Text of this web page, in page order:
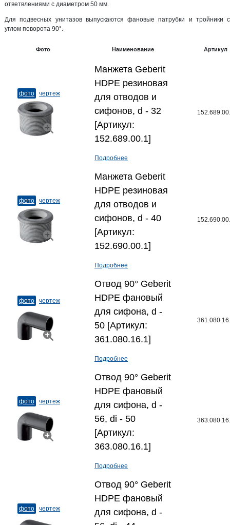
ответвлениями с диаметром 50 мм.
Для подвесных унитазов выпускаются фановые патрубки и тройники с
углом поворота 90°.
Фото Наименование Артикул
фото чертеж
Манжета Geberit
HDPE резиновая
для отводов и
сифонов, d - 32
[Артикул:
152.689.00.1]
Подробнее
фото чертеж
Манжета Geberit
HDPE резиновая
для отводов и
сифонов, d - 40
[Артикул:
152.690.00.1]
Подробнее
фото чертеж
Отвод 90° Geberit
HDPE фановый
для сифона, d -
50 [Артикул:
361.080.16.1]
Подробнее
фото чертеж
Отвод 90° Geberit
HDPE фановый
для сифона, d -
56, di - 50
[Артикул:
363.080.16.1]
Подробнее
фото чертеж
Отвод 90° Geberit
HDPE фановый
для сифона, d -